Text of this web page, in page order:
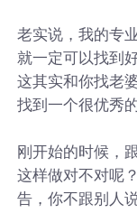
老实说，我的专
就一定可以找到
这其实和你找老
找到一个很优秀的
刚开始的时候，
这样做对不对呢
告，你不跟别人